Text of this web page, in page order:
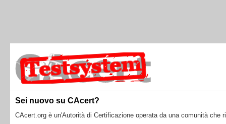
Sei nuovo su CAcert?
CAcert.org è un'Autorità di Certificazione operata da una comunità che